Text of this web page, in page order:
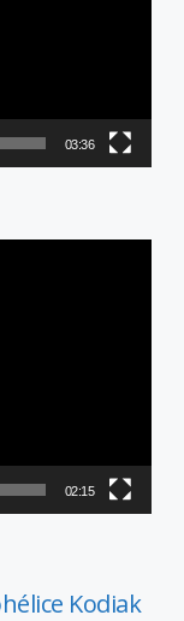
03:36
02:15
Kodiak